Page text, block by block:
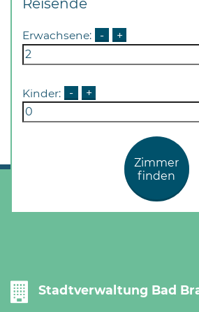
Reisende
Erwachsene: - +
Kinder: - +
Zimmer
finden
Stadtverwaltung Bad